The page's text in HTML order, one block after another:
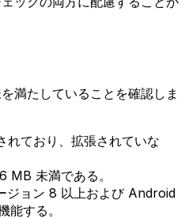
満たしていることを確認しま
れており、拡張されていな
MB 未満である。
ジョン 8 以上および Android
能する。